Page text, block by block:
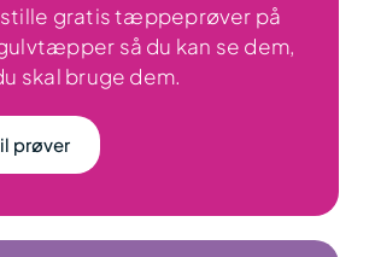
gratis tæppeprøver på
så du kan se dem,
skal bruge dem.
prøver